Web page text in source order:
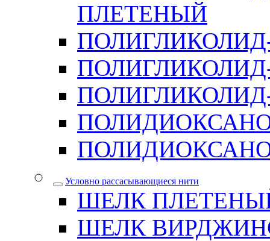
ПЛЕТЕНЫЙ
Условно рассасывающиеся нити
ШЕЛК
ШЕЛК